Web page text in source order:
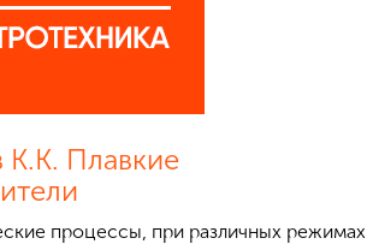
Плавкие
процессы, при различных режимах